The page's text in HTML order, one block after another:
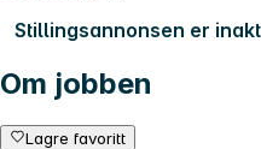
Stillingsannonsen er
Om jobben
Lagre favoritt